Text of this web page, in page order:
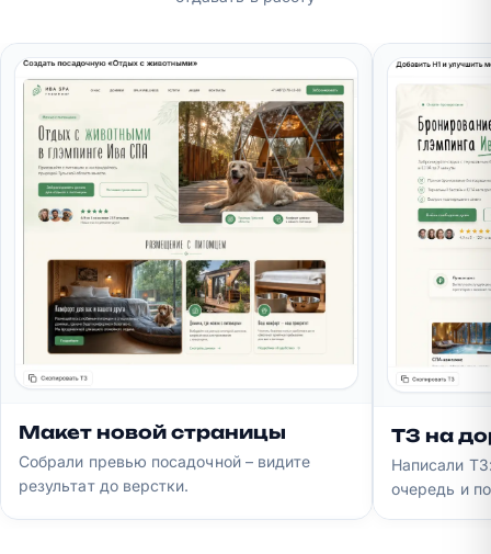
Макет новой страницы
Собрали превью посадочной – видите
результат до верстки.
ТЗ на
Написали
очередь и